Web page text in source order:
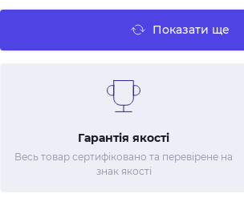
Показати ще
Гарантія якості
Весь товар сертифіковано та перевірене на
знак якості